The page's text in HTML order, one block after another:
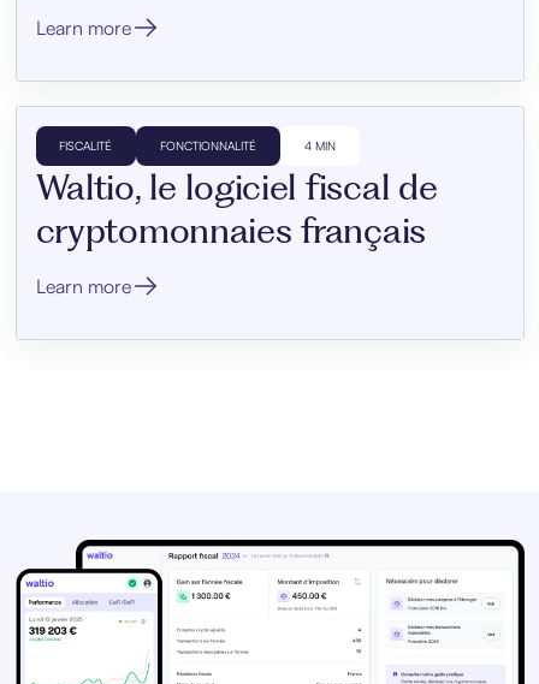
Learn more
FISCALITÉ FONCTIONNALITÉ 4 MIN
Waltio, le logiciel fiscal de
cryptomonnaies français
Learn more